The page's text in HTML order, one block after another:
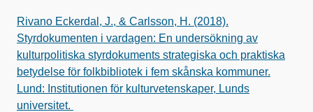
Rivano Eckerdal, J., & Carlsson, H. (2018).
Styrdokumenten i vardagen: En undersökning av
kulturpolitiska styrdokuments strategiska och praktiska
betydelse för folkbibliotek i fem skånska kommuner.
Lund: Institutionen för kulturvetenskaper, Lunds
universitet.